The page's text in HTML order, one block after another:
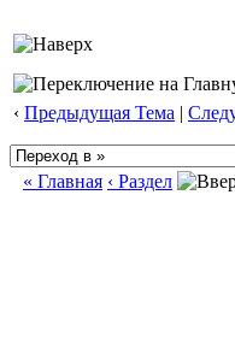
‹ Предыдущая Тема |
« Главная ‹ Раздел